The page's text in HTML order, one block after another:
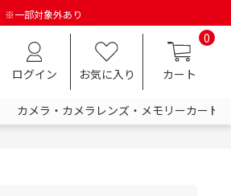
※一部対象外あり
ログイン お気に入り
0
カート
カメラ・カメラレンズ・メモリーカード